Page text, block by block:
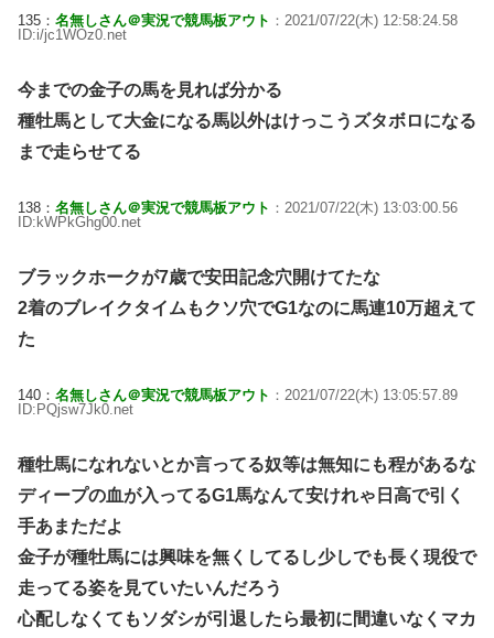
135： 名無しさん＠実況で競馬板アウト ：2021/07/22(木) 12:58:24.58
ID:i/jc1WOz0.net
今までの金子の馬を見れば分かる
種牡馬として大金になる馬以外はけっこうズタボロになる
まで走らせてる
138： 名無しさん＠実況で競馬板アウト ：2021/07/22(木) 13:03:00.56
ID:kWPkGhg00.net
ブラックホークが7歳で安田記念穴開けてたな
2着のブレイクタイムもクソ穴でG1なのに馬連10万超えて
た
140： 名無しさん＠実況で競馬板アウト ：2021/07/22(木) 13:05:57.89
ID:PQjsw7Jk0.net
種牡馬になれないとか言ってる奴等は無知にも程があるな
ディープの血が入ってるG1馬なんて安けれゃ日高で引く
手あまただよ
金子が種牡馬には興味を無くしてるし少しでも長く現役で
走ってる姿を見ていたいんだろう
心配しなくてもソダシが引退したら最初に間違いなくマカ